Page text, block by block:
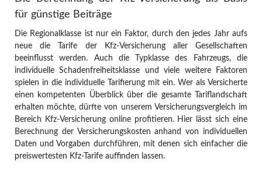
für günstige Beiträge
Die Regionalklasse ist nur ein Faktor, durch den jedes Jahr aufs
neue die Tarife der Kfz-Versicherung aller Gesellschaften
beeinflusst werden. Auch die Typklasse des Fahrzeugs, die
individuelle Schadenfreiheitsklasse und viele weitere Faktoren
spielen in die individuelle Tarifierung mit ein. Wer als Versicherte
einen kompetenten Überblick über die gesamte Tariflandschaft
erhalten möchte, dürfte von unserem Versicherungsvergleich im
Bereich Kfz-Versicherung online profitieren. Hier lässt sich eine
Berechnung der Versicherungskosten anhand von individuellen
Daten und Vorgaben durchführen, mit denen sich einfacher die
preiswertesten Kfz-Tarife auffinden lassen.